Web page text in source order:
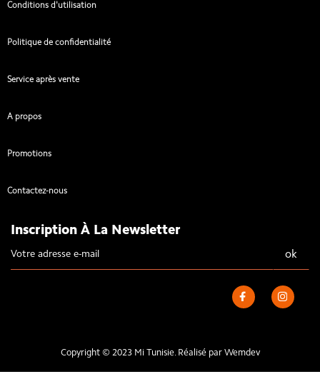
Conditions d'utilisation
Politique de confidentialité
Service après vente
A propos
Promotions
Contactez-nous
Inscription À La Newsletter
Copyright © 2023 Mi Tunisie. Réalisé par Wemdev